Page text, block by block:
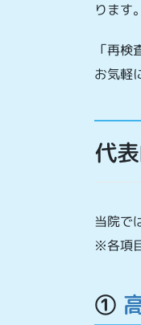
ります。
「再
お気軽
代
当院で
※各項
①